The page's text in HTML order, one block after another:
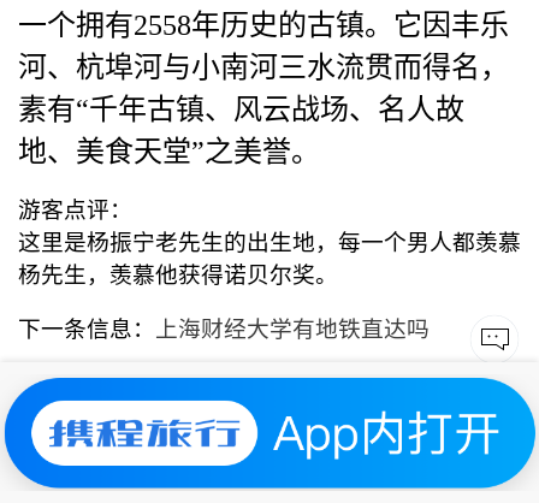
一个拥有2558年历史的古镇。它因丰乐
河、杭埠河与小南河三水流贯而得名，
素有“千年古镇、风云战场、名人故
地、美食天堂”之美誉。
游客点评：
这里是杨振宁老先生的出生地，每一个男人都羡慕
杨先生，羡慕他获得诺贝尔奖。
下一条信息： 上海财经大学有地铁直达吗
上一条信息：武威雷台汉墓有公交直达吗
又一村|苏ICP备2025157477号-1